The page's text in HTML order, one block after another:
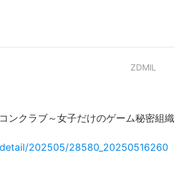
ZDMlL
クラブ～女子だけのゲーム秘密組織
202505/28580_20250516260